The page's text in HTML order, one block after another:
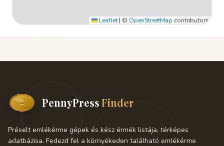
Leaflet | © OpenStreetMap contributors
PennyPressFinder
Préselt emlékérme gépek és kész érmék listája, térképes
adatbázisa. Fedezd fel a környékeden található emlékérme